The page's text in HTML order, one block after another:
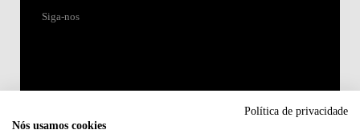
Siga-nos
Política de privacidade
Nós usamos cookies